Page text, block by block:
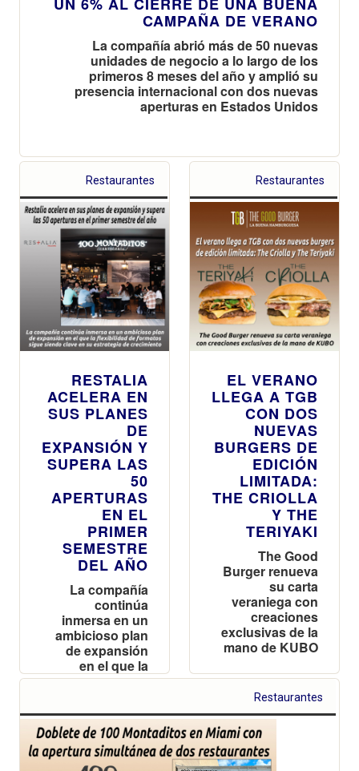
CAMPAÑA DE VERANO
La compañía abrió más de 50 nuevas
unidades de negocio a lo largo de los
primeros 8 meses del año y amplió su
presencia internacional con dos nuevas
aperturas en Estados Unidos
Restaurantes
RESTALIA
ACELERA EN
SUS PLANES
DE
EXPANSIÓN Y
SUPERA LAS
50
APERTURAS
EN EL
PRIMER
SEMESTRE
DEL AÑO
La compañía
continúa
inmersa en un
ambicioso plan
de expansión
en el que la
flexibilidad de
siendo clave en
su estrategia de
crecimiento
Restaurantes
EL VERANO
LLEGA A TGB
CON DOS
NUEVAS
BURGERS DE
EDICIÓN
LIMITADA:
THE CRIOLLA
Y THE
TERIYAKI
The Good
Burger renueva
su carta
veraniega con
creaciones
exclusivas de la
mano de KUBO
Restaurantes